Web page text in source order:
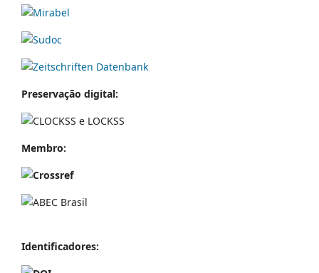
Preservação digital:
Membro:
Identificadores: